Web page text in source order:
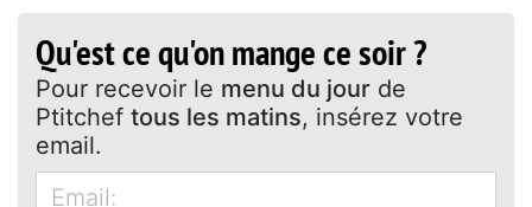
Qu'est ce qu'on mange ce soir ?
Pour recevoir le menu du jour de
Ptitchef tous les matins, insérez votre
email.